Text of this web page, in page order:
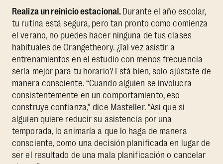
Realiza un reinicio estacional. Durante el año escolar,
tu rutina está segura, pero tan pronto como comienza
el verano, no puedes hacer ninguna de tus clases
habituales de Orangetheory. ¿Tal vez asistir a
entrenamientos en el estudio con menos frecuencia
sería mejor para tu horario? Está bien, solo ajústate de
manera consciente. “Cuando alguien se involucra
consistentemente en un comportamiento, eso
construye confianza,” dice Masteller. “Así que si
alguien quiere reducir su asistencia por una
temporada, lo animaría a que lo haga de manera
consciente, como una decisión planificada en lugar de
ser el resultado de una mala planificación o cancelar